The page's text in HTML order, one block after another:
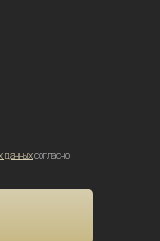
данныхсогласно